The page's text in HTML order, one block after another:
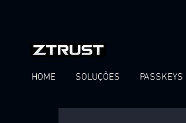
HOME SOLUÇÕES PASSKEYS